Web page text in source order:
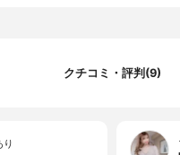
トリエトキシカプリリルシラン
クチコミ・評判(9)
り